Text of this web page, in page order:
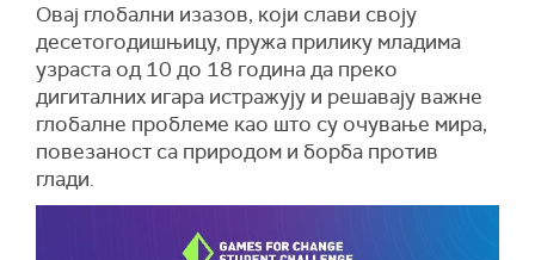
Овај глобални изазов, који слави своју
десетогодишњицу, пружа прилику младима
узраста од 10 до 18 година да преко
дигиталних игара истражују и решавају важне
глобалне проблеме као што су очување мира,
повезаност са природом и борба против
глади.